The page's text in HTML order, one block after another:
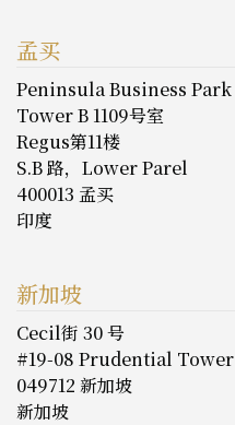
孟买
Peninsula Business Park
Tower B 1109号室
Regus第11楼
S.B 路，Lower Parel
400013 孟买
印度
新加坡
Cecil街 30 号
#19-08 Prudential Tower
049712 新加坡
新加坡